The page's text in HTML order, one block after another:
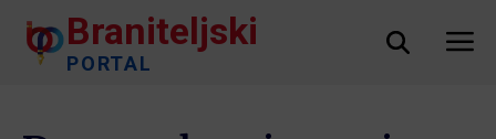
Braniteljski
PORTAL